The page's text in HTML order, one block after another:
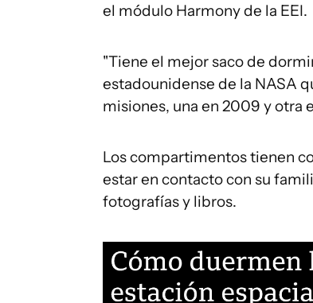
el módulo Harmony de la EEI.
"Tiene el mejor saco de
estadounidense de la NASA
misiones, una en 2009 y otra
Los compartimentos tienen
estar en contacto con su
fotografías y libros.